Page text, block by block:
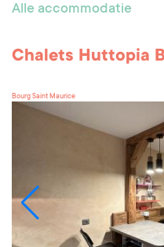
Alle accommodatie
Chalets Huttopia
Bourg Saint Maurice